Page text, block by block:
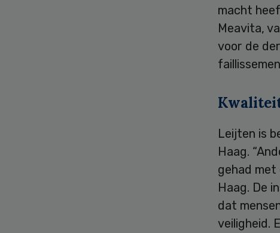
macht
Meavita,
voor de
Leijten is
Haag.
gehad met
Haag. De
dat
veiligheid.